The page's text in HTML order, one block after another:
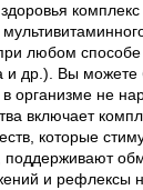
любом способе
и др.). Вы можете
организме не
включает
которые
поддерживают
и рефлексы